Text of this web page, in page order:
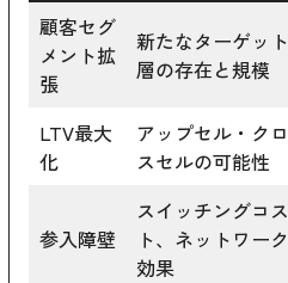
顧客セグ
メント拡
張
新たなターゲット
層の存在と規模
LTV最大
化
アップセル・クロ
スセルの可能性
参入障壁
スイッチングコス
ト、ネットワーク
効果